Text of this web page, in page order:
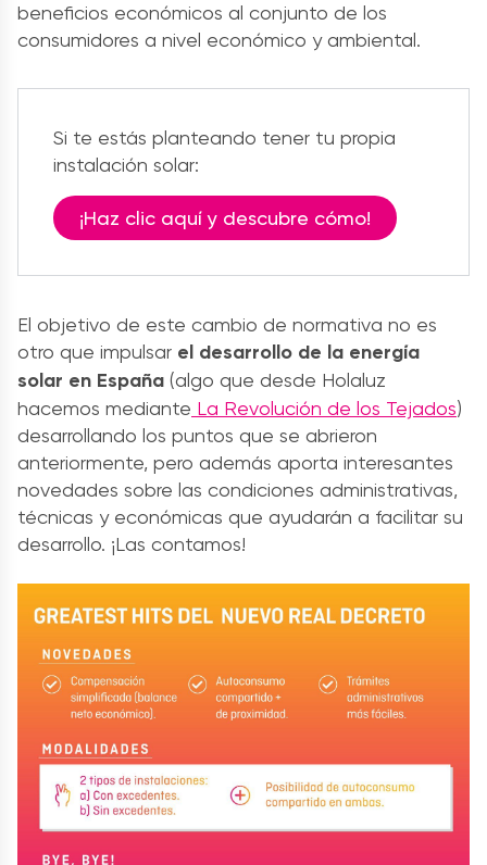
beneficios económicos al conjunto de los
consumidores a nivel económico y ambiental.
Si te estás planteando tener tu propia
instalación solar:
¡Haz clic aquí y descubre cómo!
El objetivo de este cambio de normativa no es
otro que impulsar el desarrollo de la energía
solar en España (algo que desde Holaluz
hacemos mediante La Revolución de los Tejados)
desarrollando los puntos que se abrieron
anteriormente, pero además aporta interesantes
novedades sobre las condiciones administrativas,
técnicas y económicas que ayudarán a facilitar su
desarrollo. ¡Las contamos!